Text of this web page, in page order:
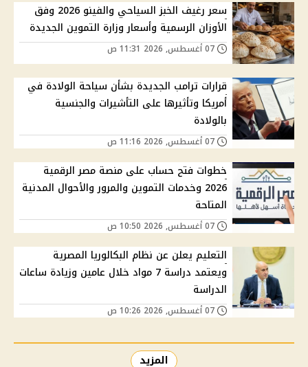
سعر رغيف الخبز السياحي والفينو 2026 وفق
الأوزان الرسمية وأسعار وزارة التموين الجديدة
قرارات ترامب الجديدة بشأن سياحة الولادة في
أمريكا وتأثيرها على التأشيرات والجنسية
بالولادة
خطوات فتح حساب على منصة مصر الرقمية
2026 وخدمات التموين والمرور والأحوال المدنية
المتاحة
التعليم يعلن عن نظام البكالوريا المصرية
ويعتمد دراسة 7 مواد خلال عامين وزيادة ساعات
الدراسة
المزيد